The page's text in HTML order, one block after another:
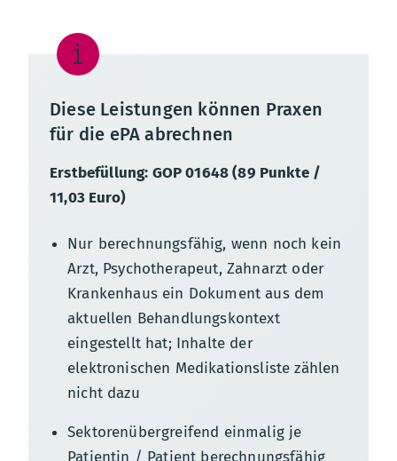
Diese Leistungen können Praxen
für die ePA abrechnen
Erstbefüllung: GOP 01648 (89 Punkte /
11,03 Euro)
Nur berechnungsfähig, wenn noch kein
Arzt, Psychotherapeut, Zahnarzt oder
Krankenhaus ein Dokument aus dem
aktuellen Behandlungskontext
eingestellt hat; Inhalte der
elektronischen Medikationsliste zählen
nicht dazu
Sektorenübergreifend einmalig je
Patientin / Patient berechnungsfähig